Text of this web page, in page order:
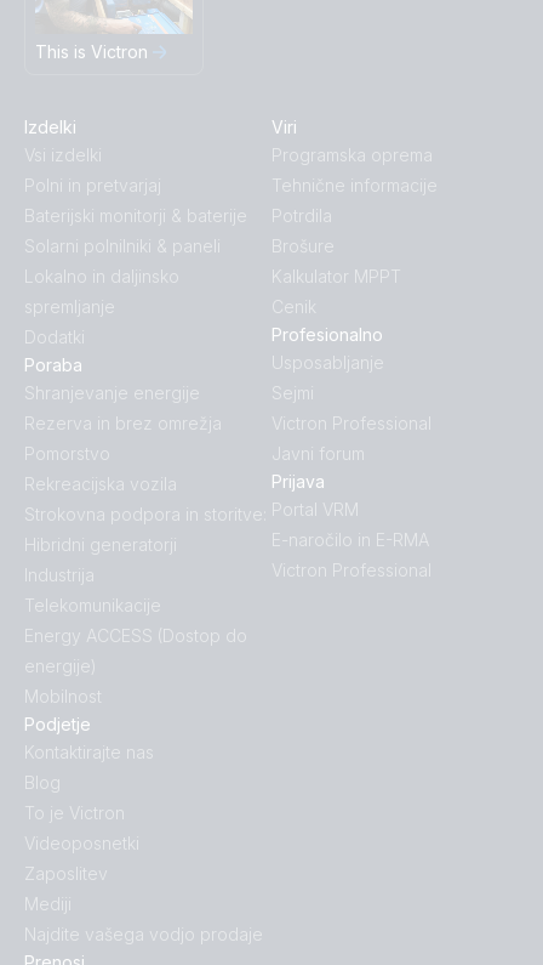
This is Victron
Izdelki
Vsi izdelki
Polni in pretvarjaj
Baterijski monitorji & baterije
Solarni polnilniki & paneli
Lokalno in daljinsko
spremljanje
Dodatki
Poraba
Shranjevanje energije
Rezerva in brez omrežja
Pomorstvo
Rekreacijska vozila
Strokovna podpora in storitve:
Hibridni generatorji
Industrija
Telekomunikacije
Energy ACCESS (Dostop do
energije)
Mobilnost
Podjetje
Kontaktirajte nas
Blog
To je Victron
Videoposnetki
Zaposlitev
Mediji
Najdite vašega vodjo prodaje
Viri
Programska oprema
Tehnične informacije
Potrdila
Brošure
Kalkulator MPPT
Cenik
Profesionalno
Usposabljanje
Sejmi
Victron Professional
Javni forum
Prijava
Portal VRM
E-naročilo in E-RMA
Victron Professional